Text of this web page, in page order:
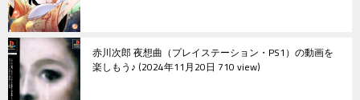
赤川次郎 夜想曲（プレイステーション・PS1）の動画を
楽しもう♪ 2024年11月20日 710 view